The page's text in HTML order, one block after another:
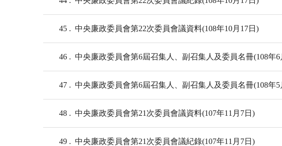
45 中央廉政委員會第22次委員會議資料(108年10月17日)
46 中央廉政委員會第6屆召集人、副召集人及委員名冊(108年6
47 中央廉政委員會第6屆召集人、副召集人及委員名冊(108年5
48 中央廉政委員會第21次委員會議資料(107年11月7日)
49 中央廉政委員會第21次委員會議紀錄(107年11月7日)